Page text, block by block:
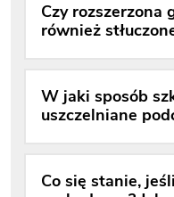
Czy rozszerzona
również
W jaki sposób
uszczelniane
Co się stanie,